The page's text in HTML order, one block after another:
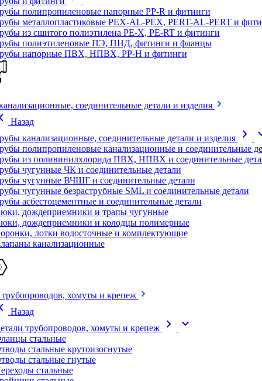
полипропиленовые напорные PP-R и фитинги
металлопластиковые PEX-AL-PEX, PERT-AL-PERT и
из сшитого полиэтилена PE-X, PE-RT и фитинги
полиэтиленовые ПЭ, ПНД, фитинги и фланцы
напорные ПВХ, НПВХ, PP-H и фитинги
соединительные детали и изделия
Назад
канализационные, соединительные детали и изделия
chevron_right
полипропиленовые канализационные и соединительные
из поливинилхлорида ПВХ, НПВХ и соединительные
чугунные ЧК и соединительные детали
чугунные ВЧШГ и соединительные детали
чугунные безраструбные SML и соединительные детали
асбестоцементные и соединительные детали
дождеприемники и трапы чугунные
дождеприемники и колодцы полимерные
лотки водосточные и комплектующие
канализационные
трубопроводов, хомуты и крепеж
Назад
трубопроводов, хомуты и крепеж
chevron_right expand_more
стальные
стальные крутоизогнутые
стальные гнутые
стальные